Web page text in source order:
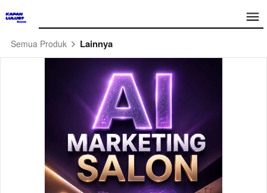
Semua Produk Lainnya